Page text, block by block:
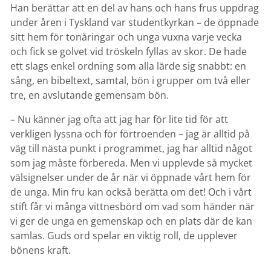
Han berättar att en del av hans och hans frus uppdrag
under åren i Tyskland var studentkyrkan – de öppnade
sitt hem för tonåringar och unga vuxna varje vecka
och fick se golvet vid tröskeln fyllas av skor. De hade
ett slags enkel ordning som alla lärde sig snabbt: en
sång, en bibeltext, samtal, bön i grupper om två eller
tre, en avslutande gemensam bön.
– Nu känner jag ofta att jag har för lite tid för att
verkligen lyssna och för förtroenden – jag är alltid på
väg till nästa punkt i programmet, jag har alltid något
som jag måste förbereda. Men vi upplevde så mycket
välsignelser under de år när vi öppnade vårt hem för
de unga. Min fru kan också berätta om det! Och i vårt
stift får vi många vittnesbörd om vad som händer när
vi ger de unga en gemenskap och en plats där de kan
samlas. Guds ord spelar en viktig roll, de upplever
bönens kraft.